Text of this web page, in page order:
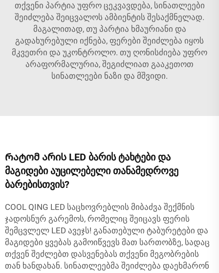
თქვენი პარტია უფრო ცეკვავდება, სინათლეები
შეიძლება შეიცვალოს ამბიენტის შესაქმნელად.
მაგალითად, თუ პარტია ხმაურიანი და
გადახურებული იქნება, ფერები შეიძლება იყოს
მკვეთრი და უკონტროლო. თუ ღონისძიება უფრო
არაფორმალურია, შეგიძლიათ გააკეთოთ
სინათლეები ნაზი და მშვიდი.
Რატომ არის LED ბარის ტახტები და
მაგიდები აუცილებელი თანამედროვე
ბარებისთვის?
COOL QING LED საცხოვრებლის მიბაძვა შექმნის
ჯადოსნურ გარემოს, რომელიც შეიცავს ფერის
შემცვლელ LED ავეჯს! განათებული ტაბურეტები და
მაგიდები ყვებას გამოიწვევს მათ სართობზე, სადაც
თქვენ შეძლებთ დასვენებას თქვენი მეგობრების
თან ხანდახან. სინათლეებმა შეიძლება დაეხმარონ